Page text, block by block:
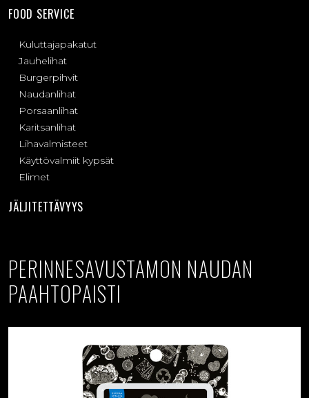
FOOD SERVICE
Kuluttajapakatut
Jauhelihat
Burgerpihvit
Naudanlihat
Porsaanlihat
Karitsanlihat
Lihavalmisteet
Käyttövalmiit kypsät
Elimet
JÄLJITETTÄVYYS
PERINNESAVUSTAMON NAUDAN
PAAHTOPAISTI